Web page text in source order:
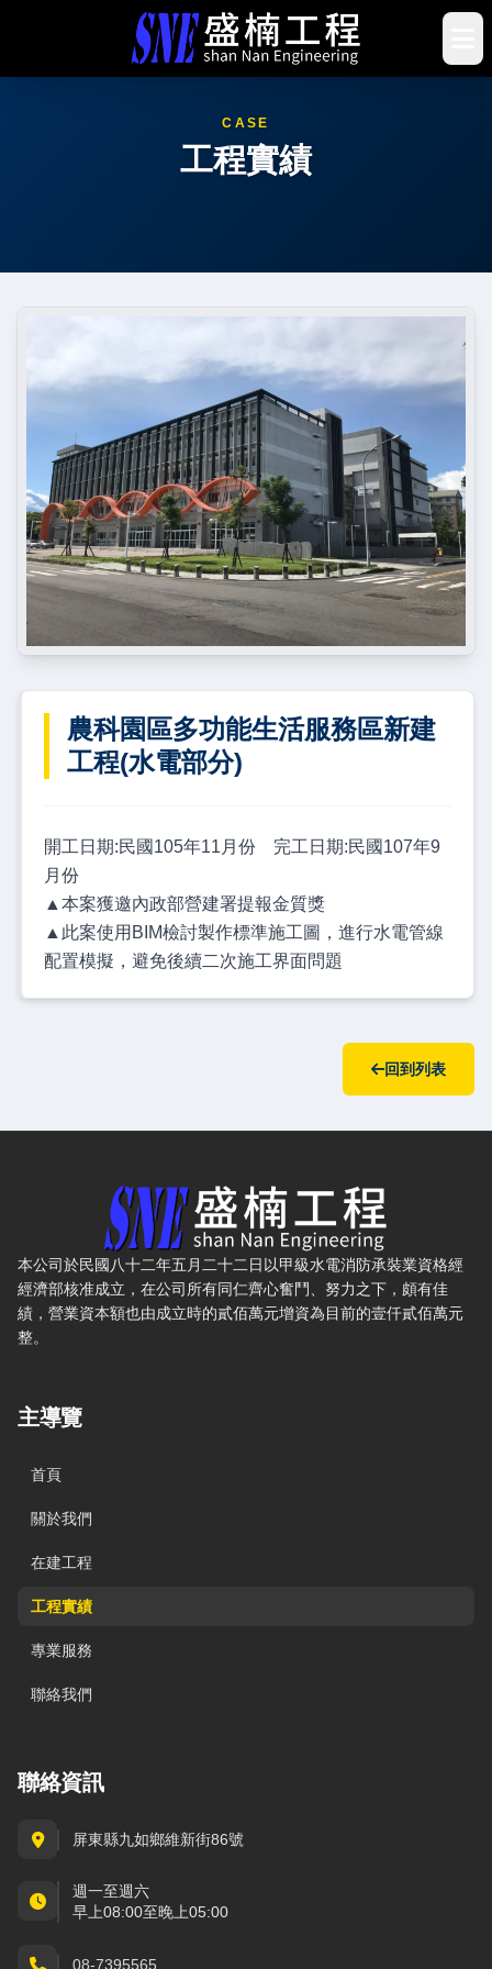
CASE
工程實績
農科園區多功能生活服務區新建
工程(水電部分)
開工日期:民國105年11月份 完工日期:民國107年9
月份
▲本案獲邀內政部營建署提報金質獎
▲此案使用BIM檢討製作標準施工圖，進行水電管線
配置模擬，避免後續二次施工界面問題
回到列表
盛楠水電工程有限公司 — 網站概要、主導覽與聯絡方式
本公司於民國八十二年五月二十二日以甲級水電消防承裝業資格經
經濟部核准成立，在公司所有同仁齊心奮鬥、努力之下，頗有佳
績，營業資本額也由成立時的貳佰萬元增資為目前的壹仟貳佰萬元
整。
主導覽
首頁
關於我們
在建工程
工程實績
專業服務
聯絡我們
聯絡資訊
屏東縣九如鄉維新街86號
週一至週六
早上08:00至晚上05:00
08-7395565